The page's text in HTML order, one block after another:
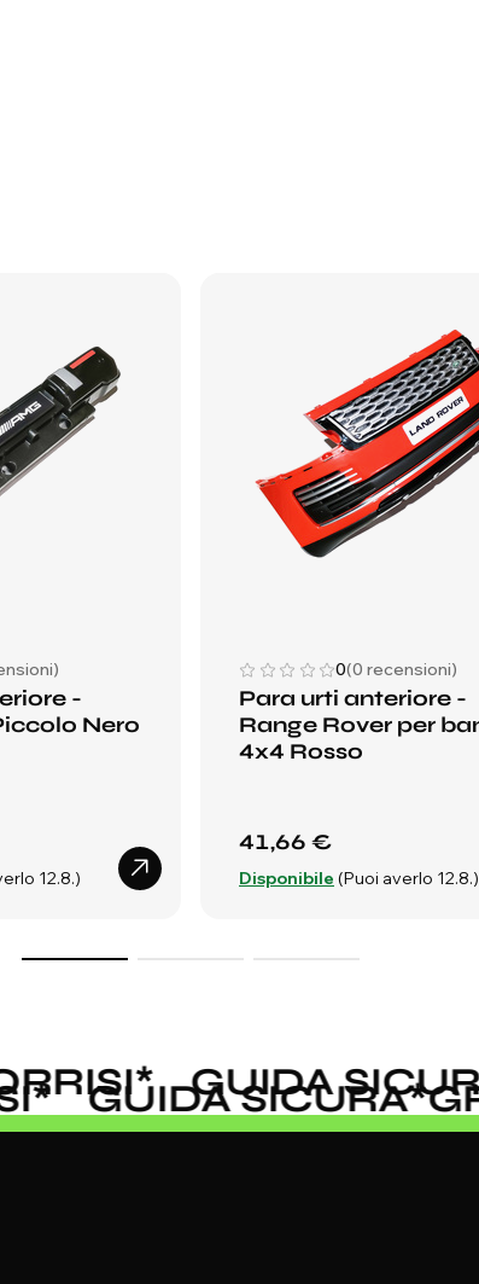
-
Nero
12.8.)
0(0 recensioni)
Para urti anteriore -
Range Rover per
4x4 Rosso
41,66 €
Disponibile (Puoi averlo 12.8.)
* GUIDA SICURA
* GUIDA SICURA*